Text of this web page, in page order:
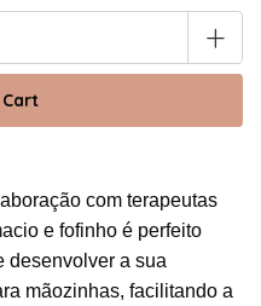
+
com terapeutas
e fofinho é perfeito
desenvolver a sua
mãozinhas, facilitando a